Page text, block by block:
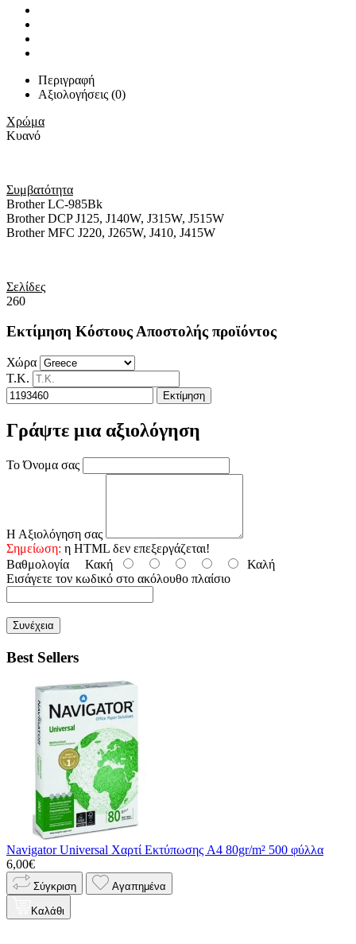
Περιγραφή
Αξιολογήσεις (0)
Χρώμα
Κυανό
Συμβατότητα
Brother LC-985Bk
Brother DCP J125, J140W, J315W, J515W
Brother MFC J220, J265W, J410, J415W
Σελίδες
260
Εκτίμηση Κόστους Αποστολής προϊόντος
Χώρα
Τ.Κ.
Εκτίμηση
Γράψτε μια αξιολόγηση
Το Όνομα σας
Η Αξιολόγηση σας
Σημείωση: η HTML δεν επεξεργάζεται!
Βαθμολογία Κακή
Καλή
Εισάγετε τον κωδικό στο ακόλουθο πλαίσιο
Συνέχεια
Best Sellers
Navigator Universal Χαρτί Εκτύπωσης A4 80gr/m² 500 φύλλα
6,00€
Σύγκριση Αγαπημένα
Καλάθι